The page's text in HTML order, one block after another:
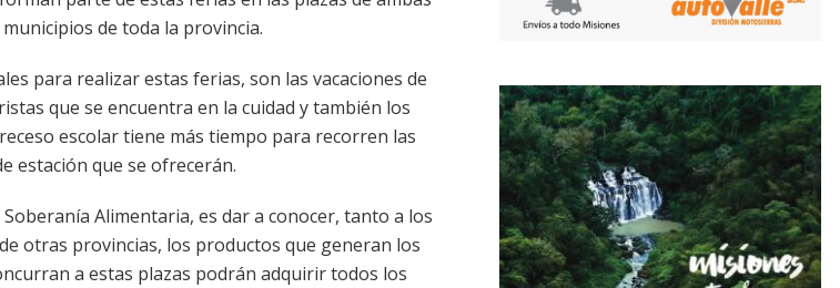
de toda la provincia.
para realizar estas ferias, son las vacaciones de
que se encuentra en la cuidad y también los
escolar tiene más tiempo para recorren las
estación que se ofrecerán.
Alimentaria, es dar a conocer, tanto a los
otras provincias, los productos que generan los
a estas plazas podrán adquirir todos los